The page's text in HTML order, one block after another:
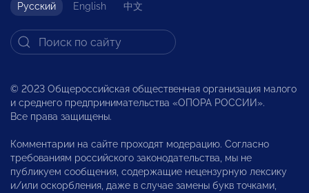
Русский English 中文
© 2023 Общероссийская общественная организация малого
и среднего предпринимательства «ОПОРА РОССИИ».
Все права защищены.
Комментарии на сайте проходят модерацию. Согласно
требованиям российского законодательства, мы не
публикуем сообщения, содержащие нецензурную лексику
и/или оскорбления, даже в случае замены букв точками,